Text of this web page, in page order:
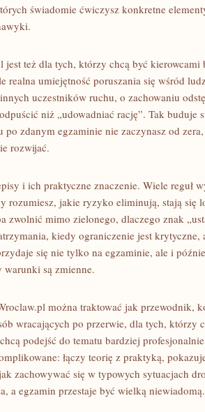
świadomie ćwiczysz konkretne
jest też dla tych, którzy chcą być
realna umiejętność poruszania się wśród
uczestników ruchu, o zachowaniu
niż „udowadniać rację”. Tak buduje
po zdanym egzaminie nie zaczynasz od
rozwijać.
i ich praktyczne znaczenie. Wiele reguł
rozumiesz, jakie ryzyko eliminują, stają się
zwolnić mimo zielonego, dlaczego znak
kiedy ograniczenie jest krytyczne,
się nie tylko na egzaminie, ale i
warunki są zmienne.
można traktować jak przewodnik,
wracających po przerwie, dla tych, którzy
podejść do tematu bardziej
łączy teorię z praktyką,
zachowywać się w typowych sytuacjach
a egzamin przestaje być wielką niewiadomą.